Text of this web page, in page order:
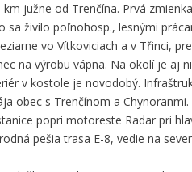
južne od Trenčína. Prvá
živilo poľnohosp., lesnými
vo Vítkoviciach a v Třinci,
na výrobu vápna. Na okolí je aj
v kostole je novodobý.
obec s Trenčínom a
popri motoreste Radar pri
pešia trasa E-8, vedie na